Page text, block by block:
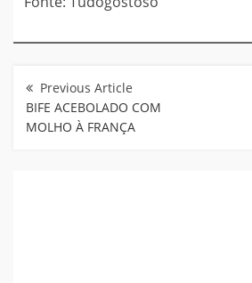
de
Post
BIFE ACEBOLADO COM
MOLHO À FRANÇA